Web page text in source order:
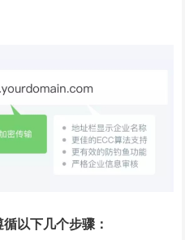
以下几个步骤：